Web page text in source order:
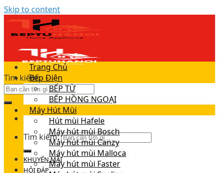
Skip to content
Tìm kiếm:
Tìm kiếm:
KHUYẾN MÃI
HỎI ĐÁP
Trang Chủ
Bếp Điện
BẾP TỪ
BẾP HỒNG NGOẠI
Máy Hút Mùi
Hút mùi Hafele
Máy hút mùi Bosch
Máy hút mùi Canzy
Máy hút mùi Malloca
Máy hút mùi Faster